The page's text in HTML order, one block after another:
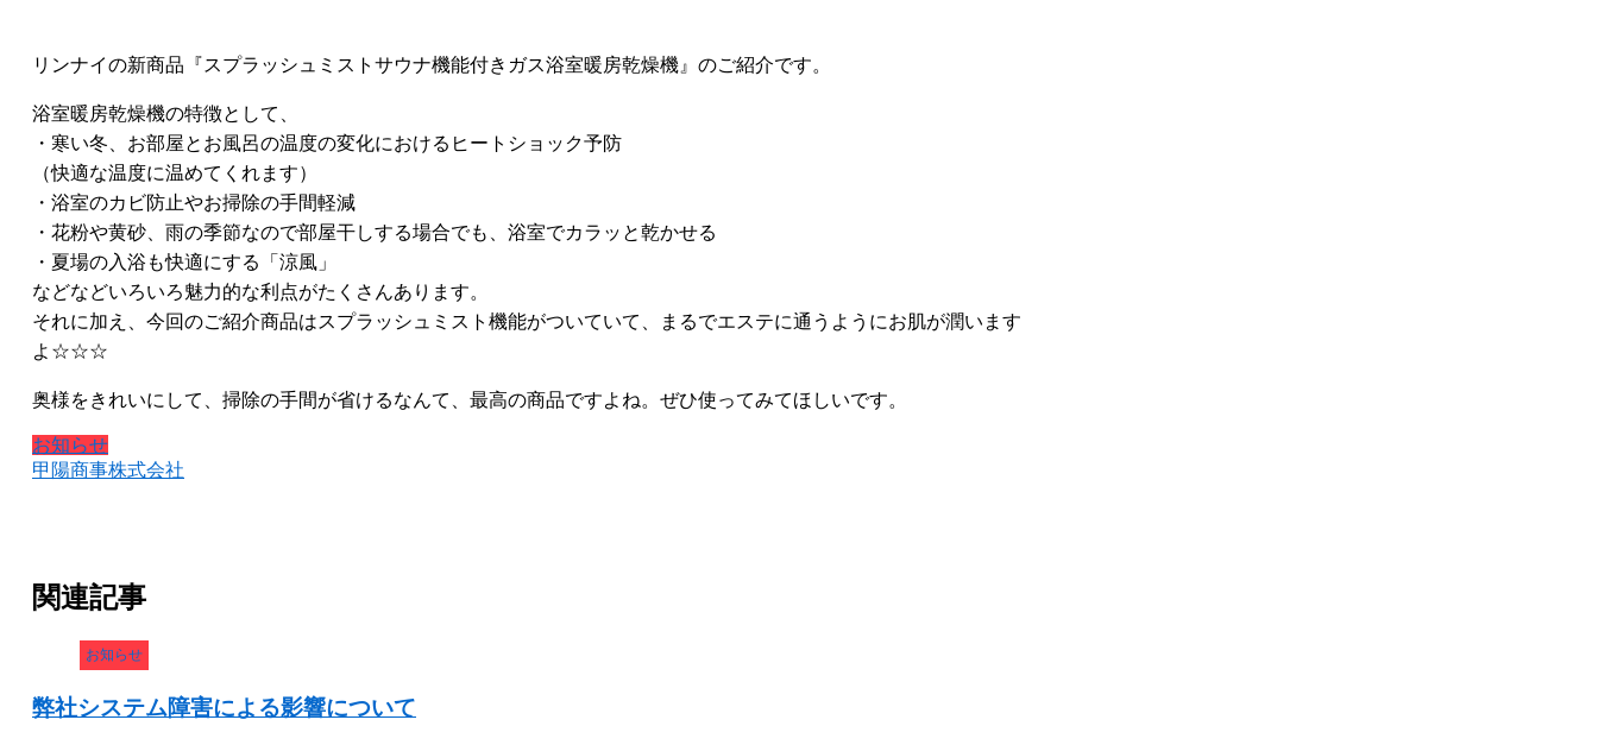
リンナイの新商品『スプラッシュミストサウナ機能付きガス浴室暖房乾燥機』のご紹介です。
浴室暖房乾燥機の特徴として、
・寒い冬、お部屋とお風呂の温度の変化におけるヒートショック予防
（快適な温度に温めてくれます）
・浴室のカビ防止やお掃除の手間軽減
・花粉や黄砂、雨の季節なので部屋干しする場合でも、浴室でカラッと乾かせる
・夏場の入浴も快適にする「涼風」
などなどいろいろ魅力的な利点がたくさんあります。
それに加え、今回のご紹介商品はスプラッシュミスト機能がついていて、まるでエステに通うようにお肌が潤います
よ☆☆☆
奥様をきれいにして、掃除の手間が省けるなんて、最高の商品ですよね。ぜひ使ってみてほしいです。
お知らせ
甲陽商事株式会社
関連記事
お知らせ
弊社システム障害による影響について